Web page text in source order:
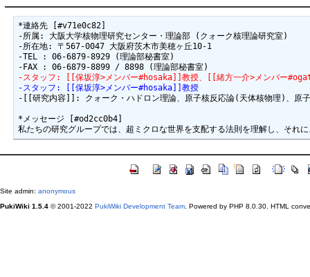
*連絡先 [#v71e0c82]
-所属: 大阪大学核物理研究センター・理論部 (クォーク核理論研究室)
-所在地: 〒567-0047 大阪府茨木市美穂ヶ丘10-1
-TEL : 06-6879-8929 (理論部秘書室)
-スタッフ: [[保坂淳>メンバー#hosaka]]教授、[[緒方一介>メンバー
-スタッフ: [[保坂淳>メンバー#hosaka]]教授
-[[研究内容]]: クォーク・ハドロン理論、原子核反応論(天体核物理)、原子
*メッセージ [#od2cc0b4]
Site admin: anonymous
PukiWiki 1.5.4 © 2001-2022 PukiWiki Development Team. Powered by PHP 8.0.30. HTML